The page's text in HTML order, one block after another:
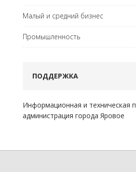
Малый и средний бизнес
Промышленность
ПОДДЕРЖКА
Информационная и техническая
администрация города Яровое